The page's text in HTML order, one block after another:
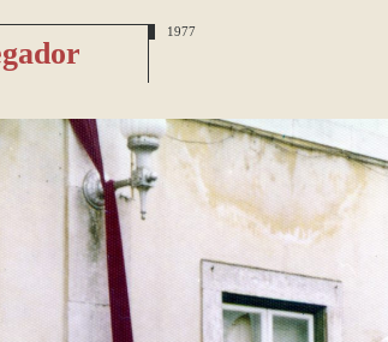
1977